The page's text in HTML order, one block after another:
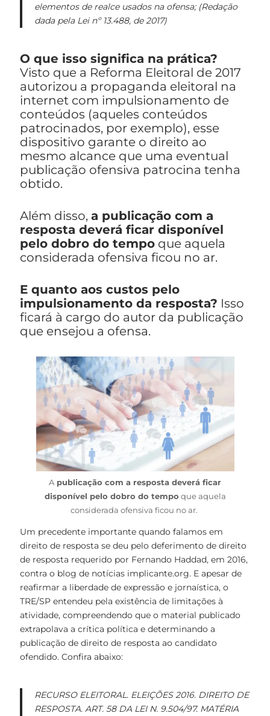
elementos de realce usados na ofensa; (Redação
dada pela Lei nº 13.488, de 2017)
O que isso significa na prática?
Visto que a Reforma Eleitoral de 2017
autorizou a propaganda eleitoral na
internet com impulsionamento de
conteúdos (aqueles conteúdos
patrocinados, por exemplo), esse
dispositivo garante o direito ao
mesmo alcance que uma eventual
publicação ofensiva patrocina tenha
obtido.
Além disso, a publicação com a
resposta deverá ficar disponível
pelo dobro do tempo que aquela
considerada ofensiva ficou no ar.
E quanto aos custos pelo
impulsionamento da resposta? Isso
ficará à cargo do autor da publicação
que ensejou a ofensa.
A publicação com a resposta deverá ficar
disponível pelo dobro do tempo que aquela
considerada ofensiva ficou no ar.
Um precedente importante quando falamos em
direito de resposta se deu pelo deferimento de direito
de resposta requerido por Fernando Haddad, em 2016,
contra o blog de notícias implicante.org. E apesar de
reafirmar a liberdade de expressão e jornaística, o
TRE/SP entendeu pela existência de limitações à
atividade, compreendendo que o material publicado
extrapolava a crítica política e determinando a
publicação de direito de resposta ao candidato
ofendido. Confira abaixo:
RECURSO ELEITORAL. ELEIÇÕES 2016. DIREITO DE
RESPOSTA. ART. 58 DA LEI N. 9.504/97. MATÉRIA